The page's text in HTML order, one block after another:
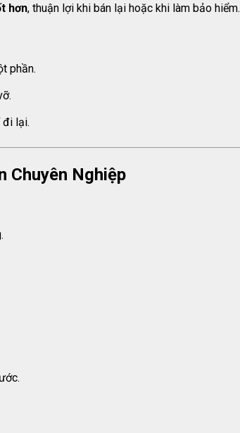
hơn, thuận lợi khi bán lại hoặc khi làm bảo hiểm.
phần.
đi lại.
Chuyên Nghiệp